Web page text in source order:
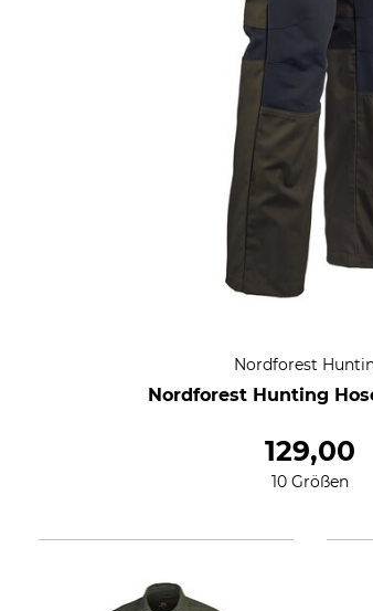
Nordforest
Nordforest Hunting
129,00
10 Größen